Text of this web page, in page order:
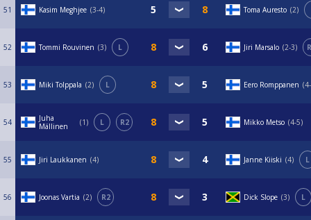
51 Kasim Meghjee 3-4 Toma Auresto 2
52 Tommi Rouvinen 3 L Jiri Marsalo 2-3
53 Miki Tolppala 2 L Eero Romppanen
54
Juha
Mällinen
1 L R2 Mikko Metso 4-5
55 Jiri Laukkanen 4 Janne Kiiski 4 L
56 Joonas Vartia 2 R2 Dick Slope 3 L